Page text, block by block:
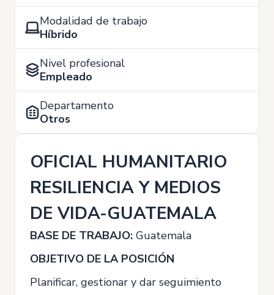
Modalidad de trabajo
Híbrido
Nivel profesional
Empleado
Departamento
Otros
OFICIAL HUMANITARIO
RESILIENCIA Y MEDIOS
DE VIDA-GUATEMALA
BASE DE TRABAJO: Guatemala
OBJETIVO DE LA POSICIÓN
Planificar, gestionar y dar seguimiento